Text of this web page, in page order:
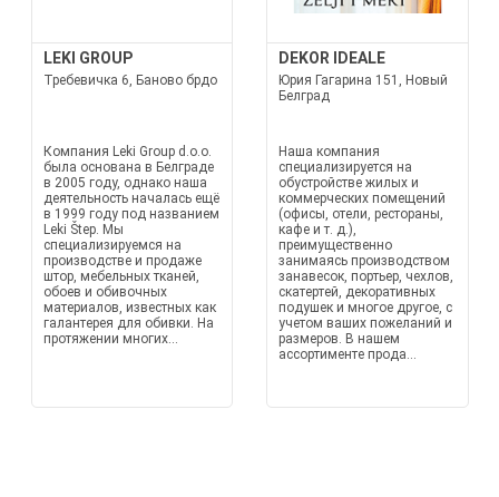
LEKI GROUP
Требевичка 6, Баново брдо
Компания Leki Group d.o.o.
была основана в Белграде
в 2005 году, однако наша
деятельность началась ещё
в 1999 году под названием
Leki Štep. Мы
специализируемся на
производстве и продаже
штор, мебельных тканей,
обоев и обивочных
материалов, известных как
галантерея для обивки. На
протяжении многих...
DEKOR IDEALE
Юрия Гагарина 151, Новый
Белград
Наша компания
специализируется на
обустройстве жилых и
коммерческих помещений
(офисы, отели, рестораны,
кафе и т. д.),
преимущественно
занимаясь производством
занавесок, портьер, чехлов,
скатертей, декоративных
подушек и многое другое, с
учетом ваших пожеланий и
размеров. В нашем
ассортименте прода...